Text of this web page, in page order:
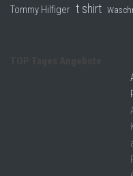
Tommy Hilfiger t shirt